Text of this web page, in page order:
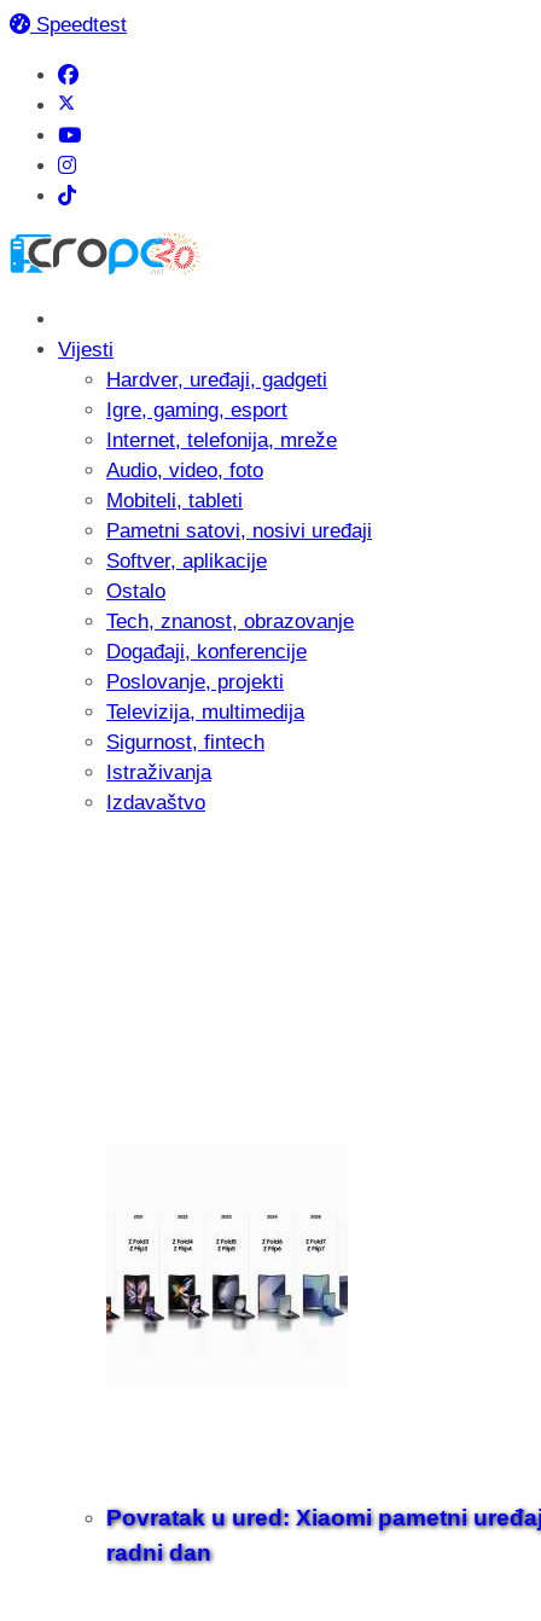
Speedtest
Vijesti
Hardver, uređaji, gadgeti
Igre, gaming, esport
Internet, telefonija, mreže
Audio, video, foto
Mobiteli, tableti
Pametni satovi, nosivi uređaji
Softver, aplikacije
Ostalo
Tech, znanost, obrazovanje
Događaji, konferencije
Poslovanje, projekti
Televizija, multimedija
Sigurnost, fintech
Istraživanja
Izdavaštvo
Povratak u ured: Xiaomi pametni
radni dan